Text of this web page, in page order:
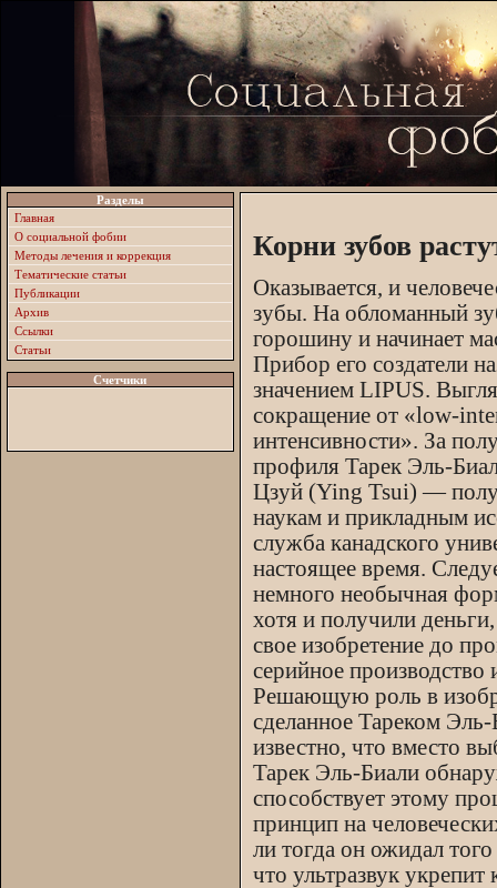
Разделы
Главная
О социальной фобии
Методы лечения и коррекция
Тематические статьи
Публикации
Архив
Ссылки
Статьи
Счетчики
Корни зубов
Оказывается, и
зубы. На обломанный
горошину и начинает
Прибор его создатели
значением LIPUS.
сокращение от «low-
интенсивности». За
профиля Тарек Эль-
Цзуй (Ying Tsui) —
наукам и прикладным
служба канадского
настоящее время.
немного необычная
хотя и получили
свое изобретение до
серийное производство
Решающую роль в
сделанное Тареком
известно, что вместо
Тарек Эль-Биали
способствует этому
принцип на
ли тогда он ожидал
что ультразвук